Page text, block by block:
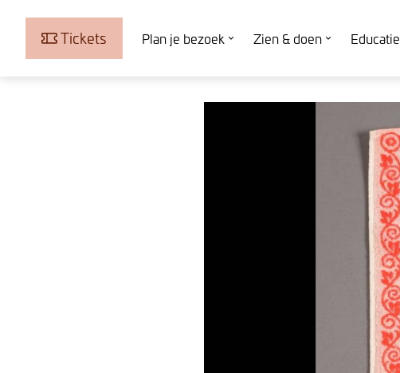
Tickets Plan je bezoek Zien & doen Educatie